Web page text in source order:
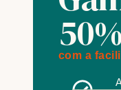
50%
com a